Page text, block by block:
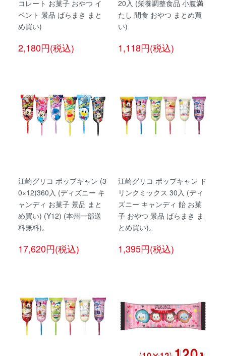
コレート お菓子 おやつ イ
ベント 景品 ばらまき まと
め買い)
2,180円(税込)
20入 (栄養調整食品 小腹満
たし 間食 おやつ まとめ買
い)
1,118円(税込)
江崎グリコ ポップキャン (3
0×12)360入 (ディズニー キ
ャンディ お菓子 景品 まと
め買い) (Y12) (本州一部送
料無料)。
17,620円(税込)
江崎グリコ ポップキャン ド
リンクミックス 30入 (ディ
ズニー キャンディ 飴 お菓
子 おやつ 景品 ばらまき ま
とめ買い)。
1,395円(税込)